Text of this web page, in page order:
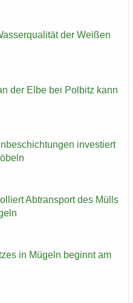
der Wei­ßen
der Elbe bei Pol­bitz kann
in­ves­tiert
Ab­trans­port des Mülls
in Mü­geln be­ginnt am